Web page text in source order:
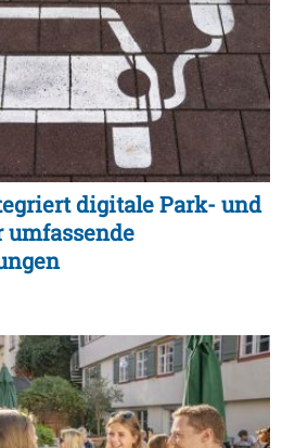
digitale Park- und
umfassende